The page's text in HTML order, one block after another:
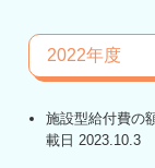
2022年度
施設型給付費の
載日 2023.10.3